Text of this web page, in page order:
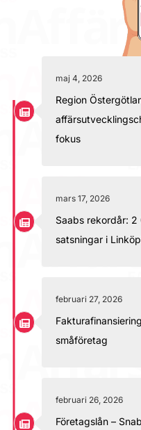
maj 4, 2026
Region
fokus
mars 17, 2026
Saabs rekordår:
satsningar i
februari 27, 2026
småföretag
februari 26, 2026
Företagslån –